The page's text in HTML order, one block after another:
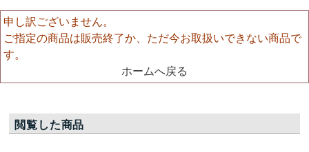
申し訳ございません。
ご指定の商品は販売終了か、ただ今お取扱いできない商品で
す。
ホームへ戻る
閲覧した商品